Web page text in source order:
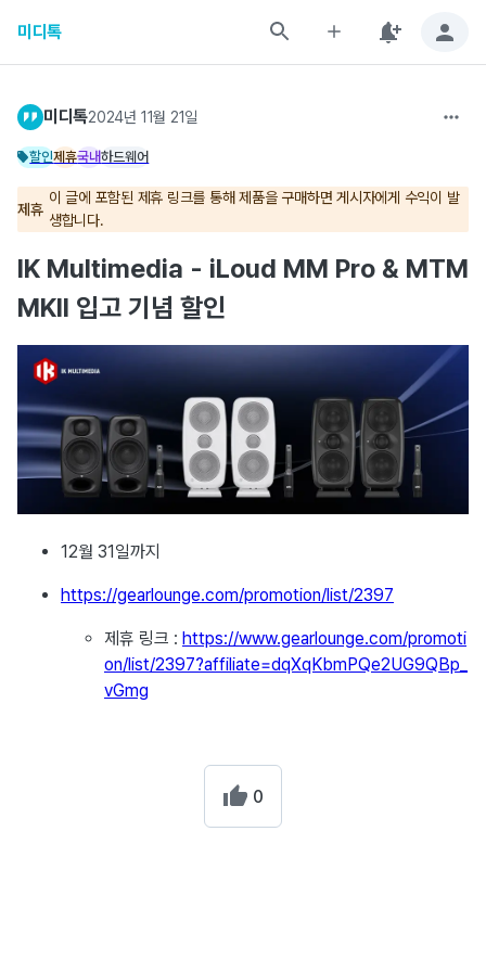
미디톡
미디톡2024년 11월 21일
할인제휴국내하드웨어
제휴
이 글에 포함된 제휴 링크를 통해 제품을 구매하면 게시자에게 수익이 발
생합니다.
IK Multimedia - iLoud MM Pro & MTM
MKII 입고 기념 할인
12월 31일까지
https://gearlounge.com/promotion/list/2397
제휴 링크 : https://www.gearlounge.com/promoti
on/list/2397?affiliate=dqXqKbmPQe2UG9QBp_
vGmg
0